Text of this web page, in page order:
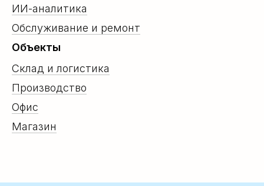
ИИ-аналитика
Обслуживание и ремонт
Объекты
Склад и логистика
Производство
Офис
Магазин